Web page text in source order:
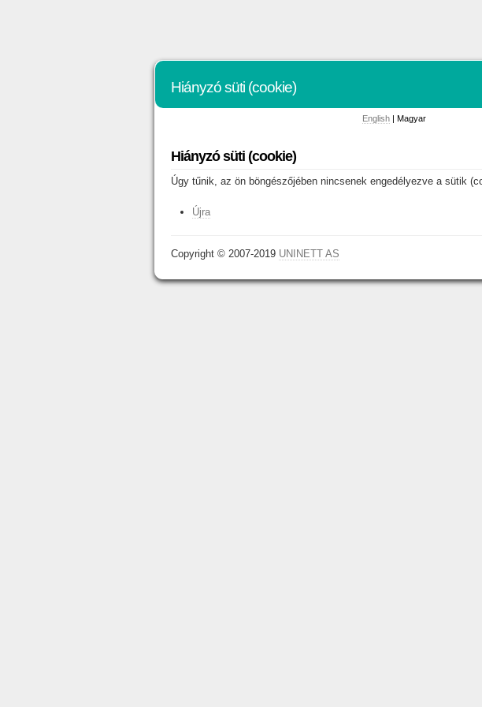
Hiányzó süti (cookie)
English| Magyar
Hiányzó süti (cookie)
Úgy tűnik, az ön böngészőjében nincsenek engedélyezve a sütik
Újra
Copyright © 2007-2019 UNINETT AS